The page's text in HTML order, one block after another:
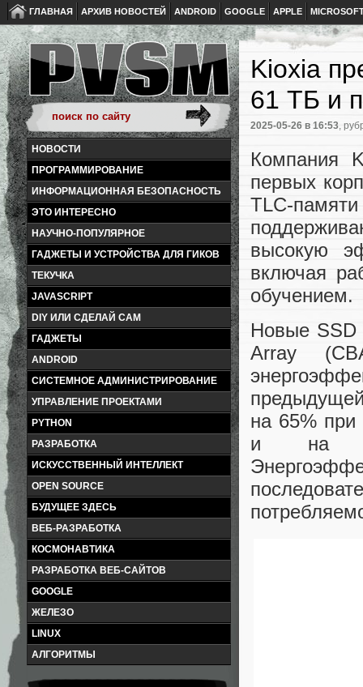
ГЛАВНАЯ АРХИВ НОВОСТЕЙ ANDROID GOOGLE APPLE
НОВОСТИ
ПРОГРАММИРОВАНИЕ
ИНФОРМАЦИОННАЯ БЕЗОПАСНОСТЬ
ЭТО ИНТЕРЕСНО
НАУЧНО-ПОПУЛЯРНОЕ
ГАДЖЕТЫ И УСТРОЙСТВА ДЛЯ ГИКОВ
ТЕКУЧКА
JAVASCRIPT
DIY ИЛИ СДЕЛАЙ САМ
ГАДЖЕТЫ
ANDROID
СИСТЕМНОЕ АДМИНИСТРИРОВАНИЕ
УПРАВЛЕНИЕ ПРОЕКТАМИ
PYTHON
РАЗРАБОТКА
ИСКУССТВЕННЫЙ ИНТЕЛЛЕКТ
OPEN SOURCE
БУДУЩЕЕ ЗДЕСЬ
ВЕБ-РАЗРАБОТКА
КОСМОНАВТИКА
РАЗРАБОТКА ВЕБ-САЙТОВ
GOOGLE
ЖЕЛЕЗО
LINUX
АЛГОРИТМЫ
Kioxia
61 ТБ и
2025-05-26 в 16:53,
Компания
первых
TLC-
высокую
включая
обучением.
Новые SSD
Array
на 65% при
и на